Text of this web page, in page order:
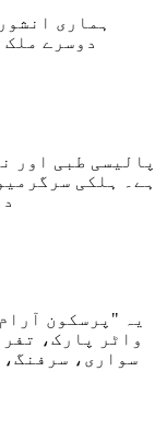
ہماری
دوسرے
پالیسی طبی اور
ہے۔ ہلکی
یہ "پرسکون
واٹر پارک،
سواری،